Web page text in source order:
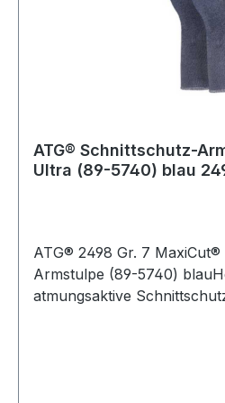
ATG® Schnittschutz-
Ultra (89-5740) blau
ATG® 2498 Gr. 7
Armstulpe (89-5740)
atmungsaktive